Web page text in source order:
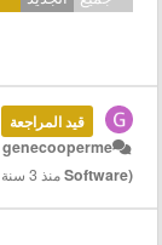
قيد المراجعة
genecooperme
Software)منذ 3 سنة